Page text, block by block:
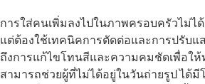
การใส่คนเพิ่มลงไปในภาพครอบครัวไม่ไ
แต่ต้องใช้เทคนิคการตัดต่อและการปรับแ
ถึงการแก้ไขโทนสีและความคมชัดเพื่อใ
สามารถช่วยผู้ที่ไม่ได้อยู่ในวันถ่ายรูป ได้